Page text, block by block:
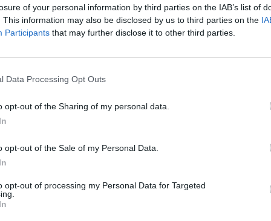
of your personal information by third parties on the IAB’s list of
This information may also be disclosed by us to third parties on the
Participants that may further disclose it to other third parties.
Data Processing Opt Outs
opt-out of the Sharing of my personal data.
opt-out of the Sale of my Personal Data.
opt-out of processing my Personal Data for Targeted
Fot. Warszawa w Pigułce
czystości i porządku w gminach. Obowiązkiem każdego
który nie jest podłączony do kanalizacji, jest posiadanie
bezodpływowego lub oczyszczalni spełniającej określone
zgodnie z przepisami, musi on także zawrzeć umowę
zezwolenie na wywóz nieczystości i przechowywać
regularne opróżnianie zbiornika.